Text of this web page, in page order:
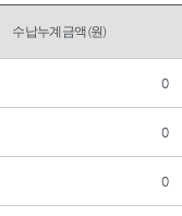
수납누계금액(원)
0
0
0